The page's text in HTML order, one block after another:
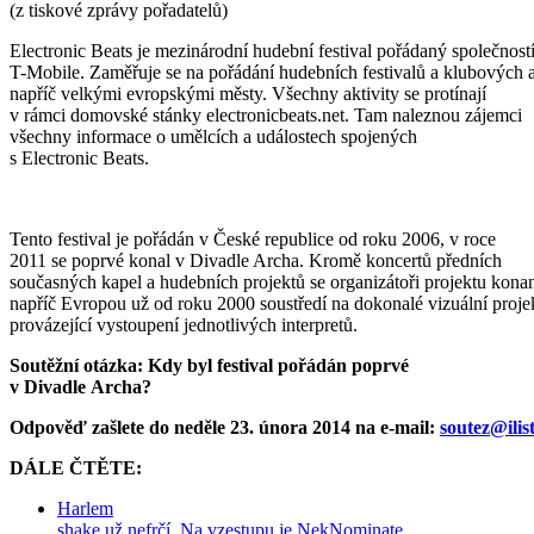
(z tiskové zprávy pořadatelů)
Electronic Beats je mezinárodní hudební festival pořádaný společností
T-Mobile. Zaměřuje se na pořádání hudebních festivalů a klubových
napříč velkými evropskými městy. Všechny aktivity se protínají
v rámci domovské stánky electronicbeat­s.net. Tam naleznou zájemci
všechny informace o umělcích a událostech spojených
s Electronic Beats.
Tento festival je pořádán v České republice od roku 2006, v roce
2011 se poprvé konal v Divadle Archa. Kromě koncertů předních
současných kapel a hudebních projektů se organizátoři projektu
napříč Evropou už od roku 2000 soustředí na dokonalé vizuální
provázející vystoupení jednotlivých interpretů.
Soutěžní otázka: Kdy byl festival pořádán poprvé
v Divadle Archa?
Odpověď zašlete do neděle 23. února 2014 na e-mail: soutez@
DÁLE ČTĚTE:
Harlem
shake už nefrčí. Na vzestupu je NekNominate